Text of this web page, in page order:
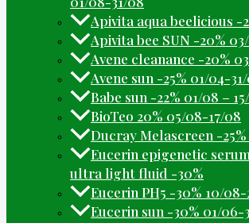
Apivita aqua beelicious -
Apivita bee SUN -20%
Avene cleanance -20%
Avene sun -25% 01/04-
Babe sun -22% 01/08 –
BioTeo 20% 05/08-17/08
Ducray Melascreen -
Eucerin epigenetic
ultra light fluid -30%
Eucerin PH5 -30% 10/08-
Eucerin sun -30% 01/06-